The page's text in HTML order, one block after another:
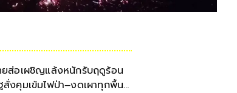
ยส่อเผชิญแล้งหนักรับฤดูร้อน
สั่งคุมเข้มไฟป่า–งดเผาทุกพื้นที่